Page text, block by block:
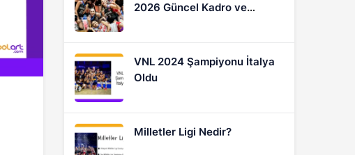
2026 Güncel Kadro ve
VNL 2024 Şampiyonu İtalya
Oldu
Milletler Ligi Nedir?